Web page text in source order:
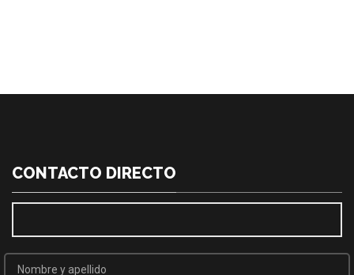
CONTACTO DIRECTO